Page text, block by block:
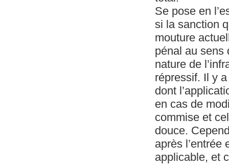
Se pose en
si la sanction
mouture
pénal au sens
nature de
répressif. Il y
dont
en cas de
commise et
douce.
après l’entrée
applicable, et